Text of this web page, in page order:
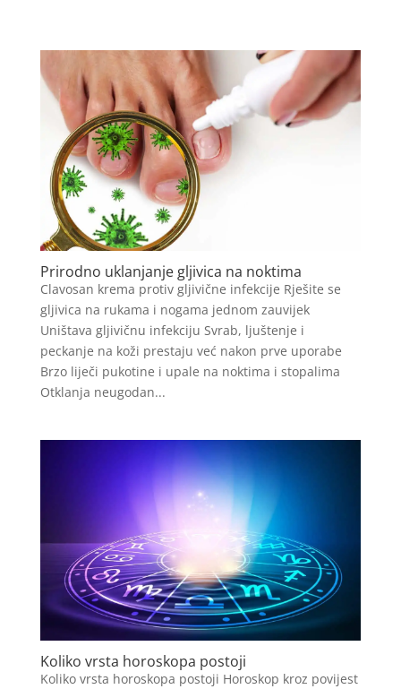
Prirodno uklanjanje gljivica na noktima
Clavosan krema protiv gljivične infekcije Rješite se
gljivica na rukama i nogama jednom zauvijek
Uništava gljivičnu infekciju Svrab, ljuštenje i
peckanje na koži prestaju već nakon prve uporabe
Brzo liječi pukotine i upale na noktima i stopalima
Otklanja neugodan...
Koliko vrsta horoskopa postoji
Koliko vrsta horoskopa postoji Horoskop kroz povijest